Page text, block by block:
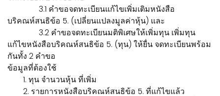
3.1 คำขอจดทะเบียนแก้ไขเพิ่มเติมหนังสือ
บริคณห์สนธิข้อ 5. (เปลี่ยนแปลงมูลค่าหุ้น) และ
3.2 คำขอจดทะเบียนมติพิเศษให้เพิ่มทุน เพิ่มทุน
แก้ไขหนังสือบริคณห์สนธิข้อ 5. (ทุน) ให้ยื่น จดทะเบียนพร้อม
กันทั้ง 2 คำขอ
ข้อมูลที่ต้องใช้
1. ทุน จำนวนหุ้น ที่เพิ่ม
2. รายการหนังสือบริคณห์สนธิข้อ 5. ที่แก้ไขแล้ว